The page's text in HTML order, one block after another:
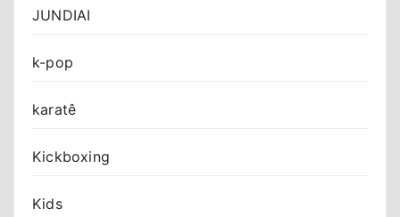
JUNDIAI
k-pop
karatê
Kickboxing
Kids